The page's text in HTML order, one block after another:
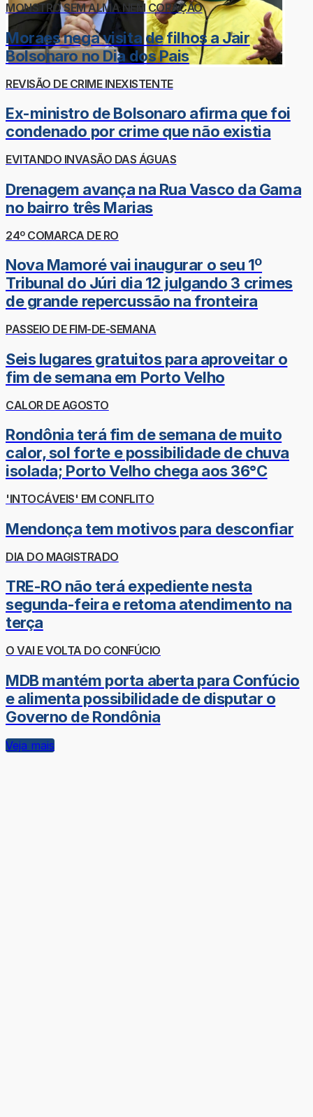
MONSTRO SEM ALMA NEM CORAÇÃO
Moraes nega visita de filhos a Jair
Bolsonaro no Dia dos Pais
REVISÃO DE CRIME INEXISTENTE
Ex-ministro de Bolsonaro afirma que foi
condenado por crime que não existia
EVITANDO INVASÃO DAS ÁGUAS
Drenagem avança na Rua Vasco da Gama
no bairro três Marias
24º COMARCA DE RO
Nova Mamoré vai inaugurar o seu 1º
Tribunal do Júri dia 12 julgando 3 crimes
de grande repercussão na fronteira
PASSEIO DE FIM-DE-SEMANA
Seis lugares gratuitos para aproveitar o
fim de semana em Porto Velho
CALOR DE AGOSTO
Rondônia terá fim de semana de muito
calor, sol forte e possibilidade de chuva
isolada; Porto Velho chega aos 36°C
'INTOCÁVEIS' EM CONFLITO
Mendonça tem motivos para desconfiar
DIA DO MAGISTRADO
TRE-RO não terá expediente nesta
segunda-feira e retoma atendimento na
terça
O VAI E VOLTA DO CONFÚCIO
MDB mantém porta aberta para Confúcio
e alimenta possibilidade de disputar o
Governo de Rondônia
Veja mais